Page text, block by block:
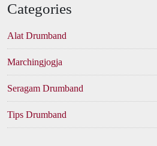
Categories
Alat Drumband
Marchingjogja
Seragam Drumband
Tips Drumband